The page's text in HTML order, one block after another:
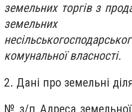
земельних торгів з
земельних
комунальної власності.
2. Дані про земельні
№ з/п Адреса земельної